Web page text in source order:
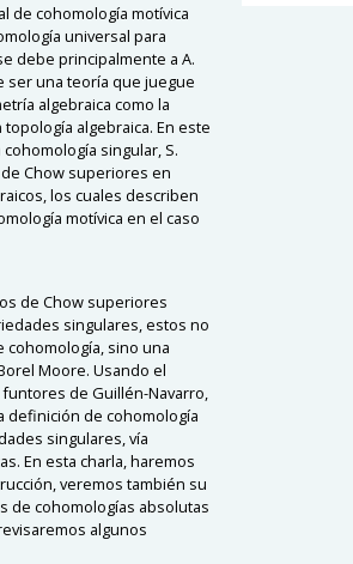
de cohomología motívica
universal para
debe principalmente a A.
ser una teoría que juegue
algebraica como la
algebraica. En este
singular, S.
Chow superiores en
los cuales describen
motívica en el caso
de Chow superiores
singulares, estos no
sino una
Moore. Usando el
de Guillén-Navarro,
definición de cohomología
singulares, vía
En esta charla, haremos
veremos también su
de cohomologías absolutas
algunos